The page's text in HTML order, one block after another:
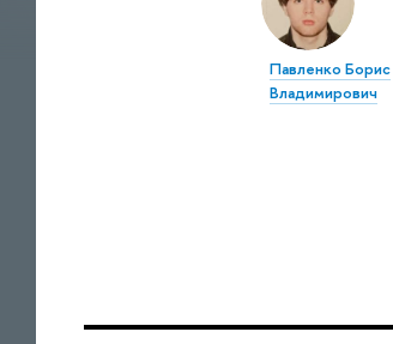
Павленко Борис
Владимирович